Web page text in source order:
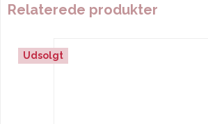
Relaterede produkter
Udsolgt